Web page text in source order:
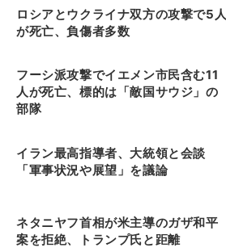
ロシアとウクライナ双方の攻撃で5人
が死亡、負傷者多数
フーシ派攻撃でイエメン市民含む11
人が死亡、標的は「敵国サウジ」の
部隊
イラン最高指導者、大統領と会談
「軍事状況や展望」を議論
ネタニヤフ首相が米主導のガザ和平
案を拒絶、トランプ氏と距離